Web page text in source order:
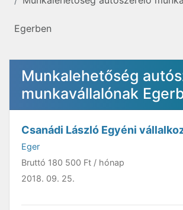
Egerben
Munkalehetőség
munkavállalónak
Csanádi László Egyéni
Eger
Bruttó 180 500 Ft / hónap
2018. 09. 25.